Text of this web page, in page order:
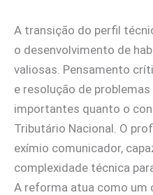
A transição do perfil
o desenvolvimento de
valiosas. Pensamento
e resolução de
importantes quanto o
Tributário Nacional. O
exímio comunicador,
complexidade técnica
A reforma atua como um